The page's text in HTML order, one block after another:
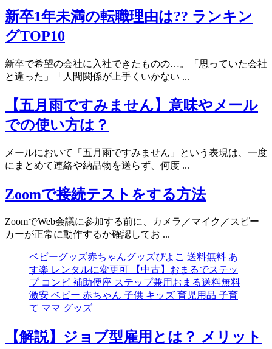
新卒1年未満の転職理由は?? ランキン
グTOP10
新卒で希望の会社に入社できたものの…。「思っていた会社
と違った」「人間関係が上手くいかない ...
【五月雨ですみません】意味やメール
での使い方は？
メールにおいて「五月雨ですみません」という表現は、一度
にまとめて連絡や納品物を送らず、何度 ...
Zoomで接続テストをする方法
ZoomでWeb会議に参加する前に、カメラ／マイク／スピー
カーが正常に動作するか確認してお ...
ベビーグッズ赤ちゃんグッズぴよこ 送料無料 あ
す楽 レンタルに変更可 【中古】おまるでステッ
プ コンビ 補助便座 ステップ兼用おまる送料無料
激安 ベビー 赤ちゃん 子供 キッズ 育児用品 子育
て ママ グッズ
【解説】ジョブ型雇用とは？ メリット